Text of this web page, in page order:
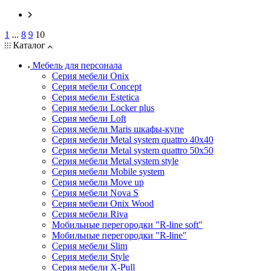
1 ... 8 9 10
Каталог
Мебель для персонала
Серия мебели Onix
Серия мебели Concept
Серия мебели Estetica
Серия мебели Locker plus
Серия мебели Loft
Серия мебели Maris шкафы-купе
Серия мебели Metal system quattro 40x40
Серия мебели Metal system quattro 50x50
Серия мебели Metal system style
Серия мебели Mobile system
Серия мебели Move up
Серия мебели Nova S
Серия мебели Onix Wood
Серия мебели Riva
Мобильные перегородки "R-line soft"
Мобильные перегородки "R-line"
Серия мебели Slim
Серия мебели Style
Серия мебели X-Pull